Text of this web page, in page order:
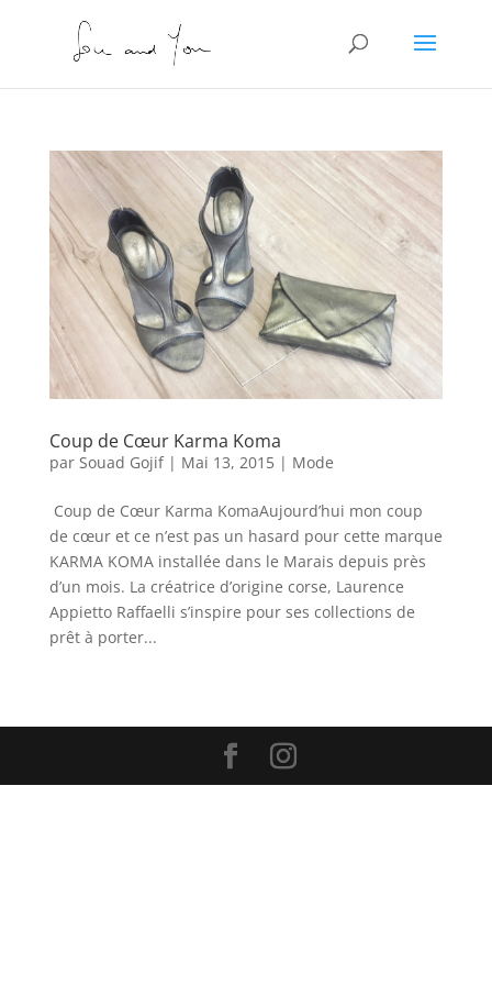
Coup de Cœur Karma Koma
par Souad Gojif| Mai 13, 2015| Mode
Coup de Cœur Karma KomaAujourd’hui mon coup
de cœur et ce n’est pas un hasard pour cette marque
KARMA KOMA installée dans le Marais depuis près
d’un mois. La créatrice d’origine corse, Laurence
Appietto Raffaelli s’inspire pour ses collections de
prêt à porter...